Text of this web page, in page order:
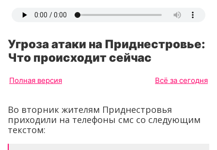
Угроза атаки на Приднестровье:
Что происходит сейчас
Полная версия Всё за сегодня
Во вторник жителям Приднестровья
приходили на телефоны смс со следующим
текстом: